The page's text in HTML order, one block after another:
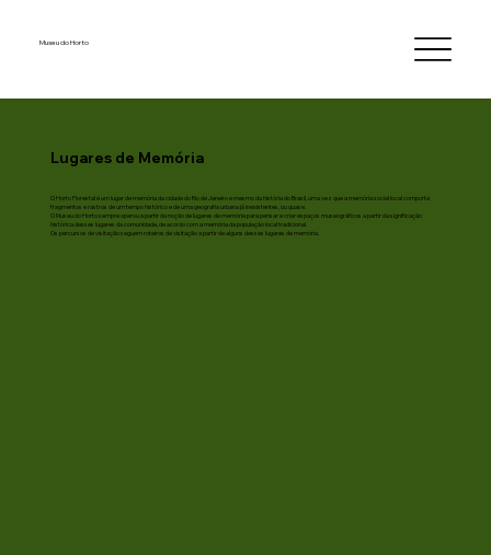
Museu do Horto
Lugares de Memória
O Horto Florestal é um lugar de memória da cidade do Rio de Janeiro e mesmo da história do Brasil, uma vez que a memória social local comporta
fragmentos e rastros de um tempo histórico e de uma geografia urbana já inexistentes, ou quase.
O Museu do Horto sempre operou a partir da noção de lugares de memória para pensar e criar espaços museográficos a partir da significação
histórica desses lugares da comunidade, de acordo com a memória da população local tradicional.
Os percursos de visitação seguem roteiros de visitação a partir de alguns desses lugares de memória.